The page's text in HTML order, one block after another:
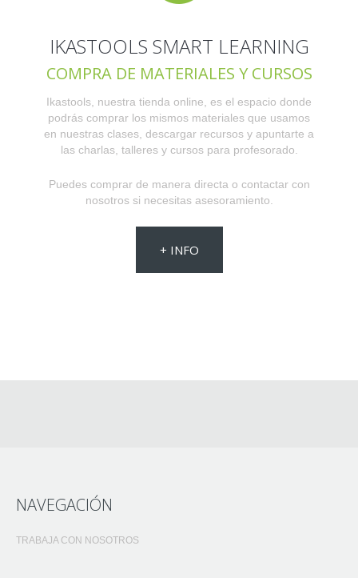
IKASTOOLS SMART LEARNING
COMPRA DE MATERIALES Y CURSOS
Ikastools, nuestra tienda online, es el espacio donde
podrás comprar los mismos materiales que usamos
en nuestras clases, descargar recursos y apuntarte a
las charlas, talleres y cursos para profesorado.
Puedes comprar de manera directa o contactar con
nosotros si necesitas asesoramiento.
+ INFO
NAVEGACIÓN
TRABAJA CON NOSOTROS